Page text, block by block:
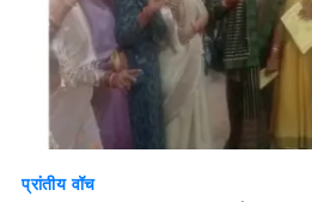
प्रांतीय वॉच